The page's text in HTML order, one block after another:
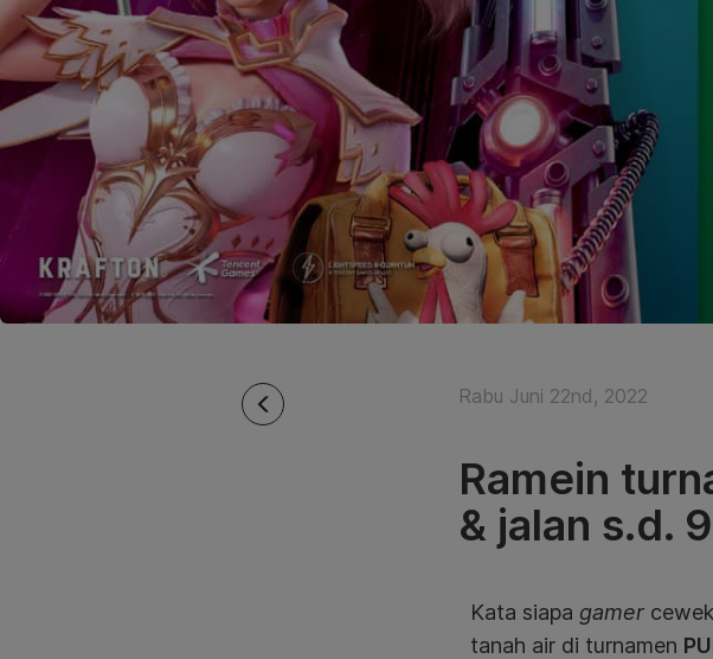
Rabu Juni 22nd, 2022
Ramein
& jalan s.d.
Kata siapa gamer
tanah air di turnamen